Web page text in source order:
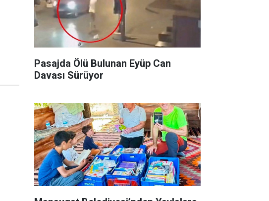
Pasajda Ölü Bulunan Eyüp Can
Davası Sürüyor